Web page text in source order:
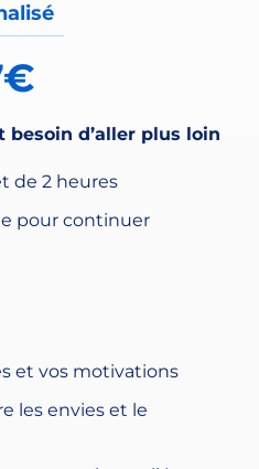
besoin d’aller plus loin
de 2 heures
pour continuer
et vos motivations
les envies et le